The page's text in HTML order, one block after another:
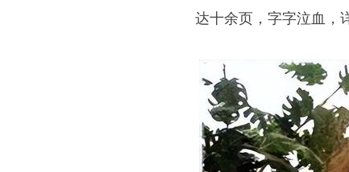
达十余页，字字泣血，